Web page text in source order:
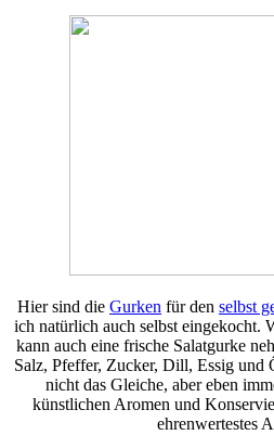
Hier sind die Gurken für den selbst
ich natürlich auch selbst eingekocht.
kann auch eine frische Salatgurke
Salz, Pfeffer, Zucker, Dill, Essig und
nicht das Gleiche, aber eben
künstlichen Aromen und
ehrenwertestes